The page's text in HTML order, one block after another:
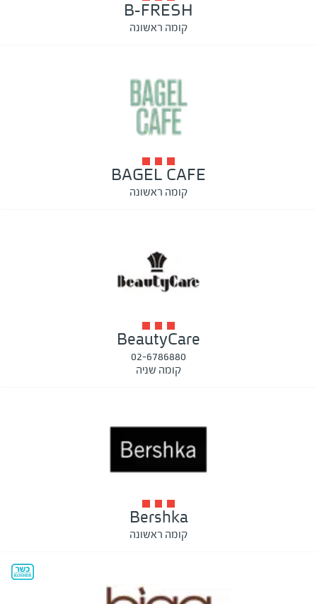
B-FRESH
קומה ראשונה
BAGEL CAFE
קומה ראשונה
BeautyCare
02-6786880
קומה שניה
Bershka
קומה ראשונה